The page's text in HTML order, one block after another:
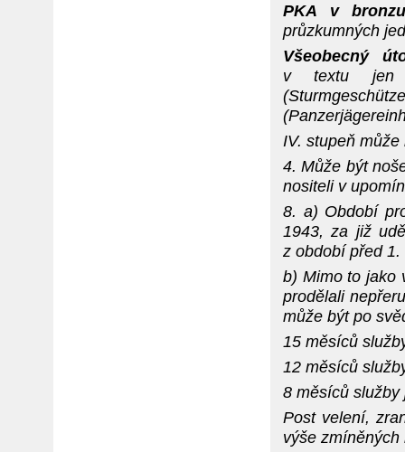
PKA v
průzkumných
Všeobecný
v textu
IV. stupeň
4. Může být
nositeli v
8. a) Období
1943, za již
z období před
b) Mimo to jako
prodělali
může být po
15 měsíců
12 měsíců
8 měsíců
Post velení,
výše